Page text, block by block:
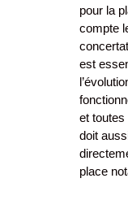
pour la
compte
est
et
doit
place